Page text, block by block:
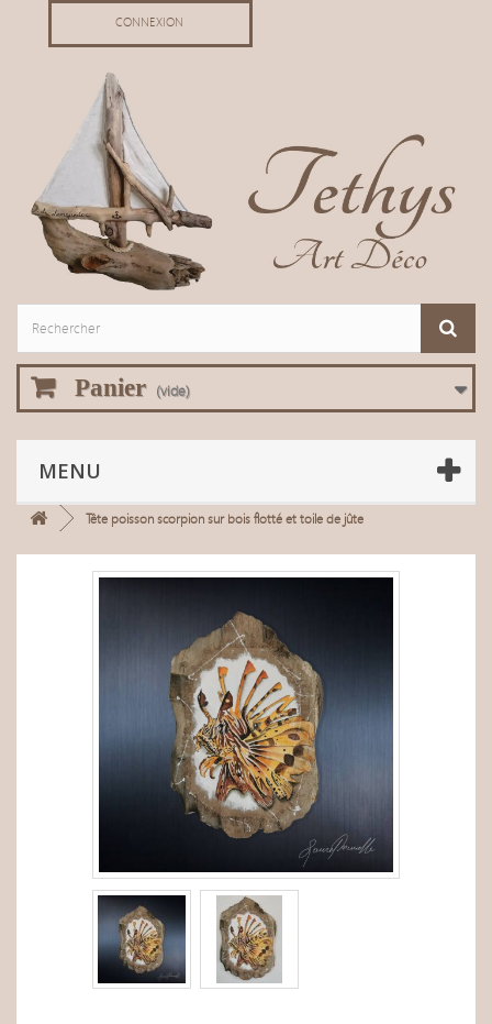
CONNEXION
Panier (vide)
MENU
Tête poisson scorpion sur bois flotté et toile de jûte